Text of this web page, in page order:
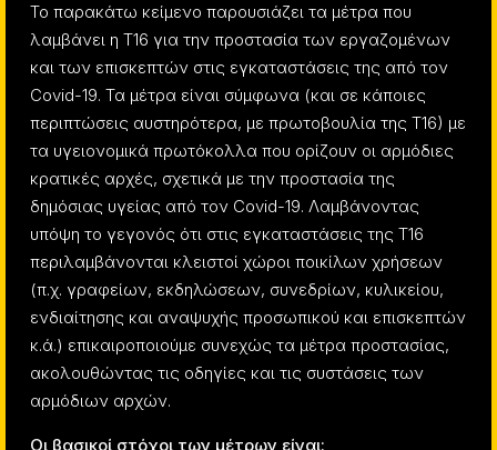
Το παρακάτω κείμενο παρουσιάζει τα μέτρα που
λαμβάνει η T16 για την προστασία των εργαζομένων
και των επισκεπτών στις εγκαταστάσεις της από τον
Covid-19. Τα μέτρα είναι σύμφωνα (και σε κάποιες
περιπτώσεις αυστηρότερα, με πρωτοβουλία της Τ16) με
τα υγειονομικά πρωτόκολλα που ορίζουν οι αρμόδιες
κρατικές αρχές, σχετικά με την προστασία της
δημόσιας υγείας από τον Covid-19. Λαμβάνοντας
υπόψη το γεγονός ότι στις εγκαταστάσεις της Τ16
περιλαμβάνονται κλειστοί χώροι ποικίλων χρήσεων
(π.χ. γραφείων, εκδηλώσεων, συνεδρίων, κυλικείου,
ενδιαίτησης και αναψυχής προσωπικού και επισκεπτών
κ.ά.) επικαιροποιούμε συνεχώς τα μέτρα προστασίας,
ακολουθώντας τις οδηγίες και τις συστάσεις των
αρμόδιων αρχών.
Οι βασικοί στόχοι των μέτρων είναι: